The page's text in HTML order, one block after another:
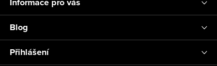
Blog
Přihlášení